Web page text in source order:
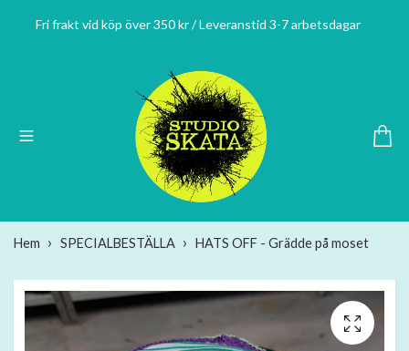
Fri frakt vid köp över 350 kr / Leveranstid 3-7 arbetsdagar
Hem SPECIALBESTÄLLA HATS OFF - Grädde på moset